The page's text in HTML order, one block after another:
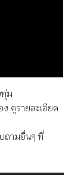
ทุ่ม
ดูรายละเอียด
ถามอื่นๆ ที่